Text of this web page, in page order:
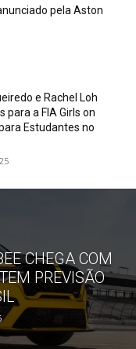
pela Aston
e Rachel Loh
a FIA Girls on
Estudantes no
CHEGA COM
PREVISÃO